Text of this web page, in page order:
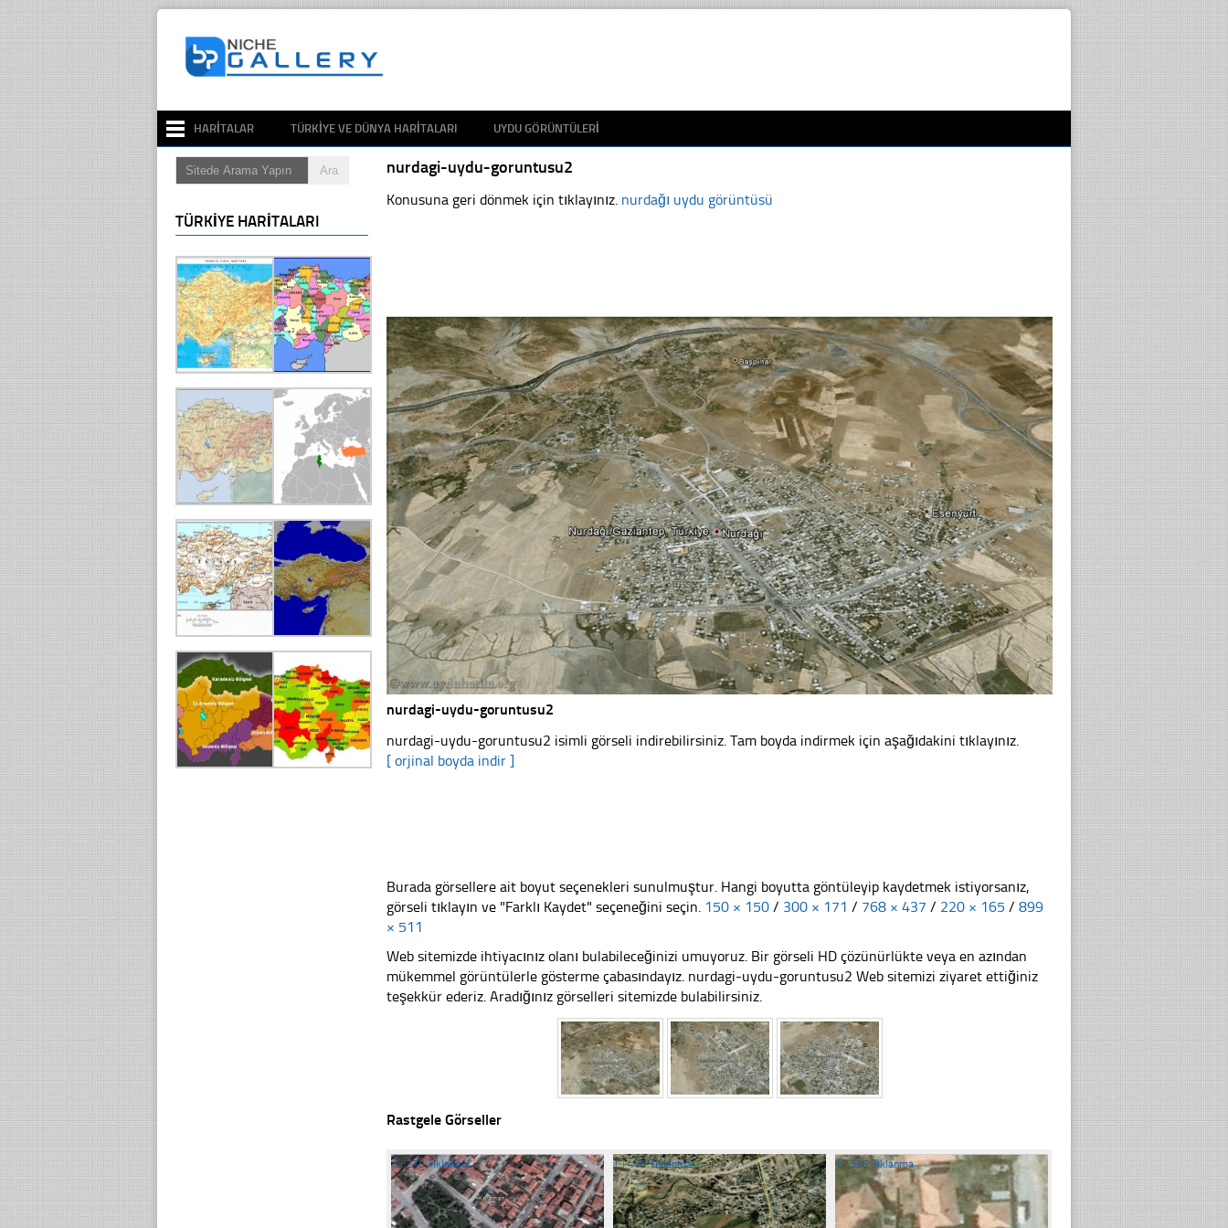
HARITALAR TÜRKIYE VE DÜNYA HARITALARI UYDU GÖRÜNTÜLERI
nurdagi-uydu-goruntusu2
Konusuna geri dönmek için tıklayınız. nurdağı uydu görüntüsü
nurdagi-uydu-goruntusu2
nurdagi-uydu-goruntusu2 isimli görseli indirebilirsiniz. Tam boyda indirmek için aşağıdakini tıklayınız.
[ orjinal boyda indir ]
Burada görsellere ait boyut seçenekleri sunulmuştur. Hangi boyutta göntüleyip kaydetmek istiyorsanız,
görseli tıklayın ve "Farklı Kaydet" seçeneğini seçin. 150 × 150 / 300 × 171 / 768 × 437 / 220 × 165 / 899
× 511
Web sitemizde ihtiyacınız olanı bulabileceğinizi umuyoruz. Bir görseli HD çözünürlükte veya en azından
mükemmel görüntülerle gösterme çabasındayız. nurdagi-uydu-goruntusu2 Web sitemizi ziyaret ettiğiniz
teşekkür ederiz. Aradığınız görselleri sitemizde bulabilirsiniz.
Rastgele Görseller
☐270 Tıklanma ☐448 Tıklanma ☐335 Tıklanma
TÜRKIYE HARITALARI